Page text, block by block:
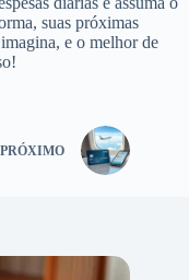
suas próximas
e o melhor de
PRÓXIMO